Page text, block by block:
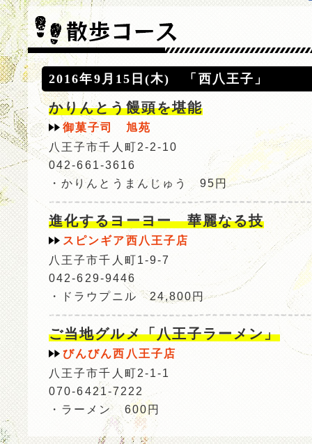
2016年9月15日(木) 「西八王子」
かりんとう饅頭を堪能
御菓子司 旭苑
八王子市千人町2-2-10
042-661-3616
・かりんとうまんじゅう 95円
進化するヨーヨー 華麗なる技
スピンギア西八王子店
八王子市千人町1-9-7
042-629-9446
・ドラウプニル 24,800円
ご当地グルメ「八王子ラーメン」
びんびん西八王子店
八王子市千人町2-1-1
070-6421-7222
・ラーメン 600円